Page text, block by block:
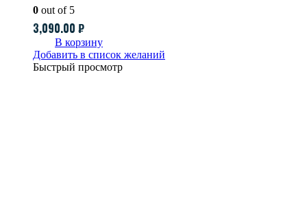
0 out of 5
3,090.00 ₽
В корзину
Добавить в список желаний
Быстрый просмотр